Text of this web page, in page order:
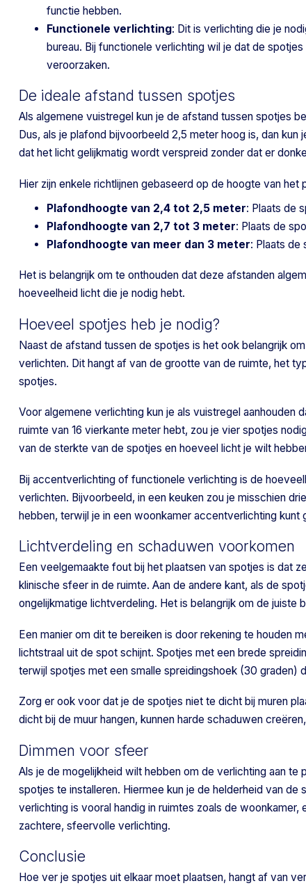
functie hebben.
Functionele verlichting: Dit is verlichting die je
bureau. Bij functionele verlichting wil je dat de
veroorzaken.
De ideale afstand tussen spotjes
Als algemene vuistregel kun je de afstand tussen spotjes
Dus, als je plafond bijvoorbeeld 2,5 meter hoog is, dan
dat het licht gelijkmatig wordt verspreid zonder dat er
Hier zijn enkele richtlijnen gebaseerd op de hoogte van het
Plafondhoogte van 2,4 tot 2,5 meter: Plaats de
Plafondhoogte van 2,7 tot 3 meter: Plaats de
Plafondhoogte van meer dan 3 meter: Plaats de
Het is belangrijk om te onthouden dat deze afstanden
hoeveelheid licht die je nodig hebt.
Hoeveel spotjes heb je nodig?
Naast de afstand tussen de spotjes is het ook belangrijk
verlichten. Dit hangt af van de grootte van de ruimte, het
spotjes.
Voor algemene verlichting kun je als vuistregel
ruimte van 16 vierkante meter hebt, zou je vier spotjes
van de sterkte van de spotjes en hoeveel licht je wilt
Bij accentverlichting of functionele verlichting is de
verlichten. Bijvoorbeeld, in een keuken zou je misschien
hebben, terwijl je in een woonkamer accentverlichting
Lichtverdeling en schaduwen voorkomen
Een veelgemaakte fout bij het plaatsen van spotjes is dat
klinische sfeer in de ruimte. Aan de andere kant, als de
ongelijkmatige lichtverdeling. Het is belangrijk om de juiste
Een manier om dit te bereiken is door rekening te houden
lichtstraal uit de spot schijnt. Spotjes met een brede
terwijl spotjes met een smalle spreidingshoek (30 graden)
Zorg er ook voor dat je de spotjes niet te dicht bij muren
dicht bij de muur hangen, kunnen harde schaduwen
Dimmen voor sfeer
Als je de mogelijkheid wilt hebben om de verlichting aan
spotjes te installeren. Hiermee kun je de helderheid van
verlichting is vooral handig in ruimtes zoals de
zachtere, sfeervolle verlichting.
Conclusie
Hoe ver je spotjes uit elkaar moet plaatsen, hangt af van